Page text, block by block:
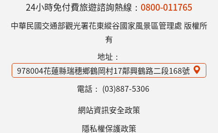
24小時免付費旅遊諮詢熱線： 0800-011765
中華民國交通部觀光署花東縱谷國家風景區管理處 版權所
有
地址：
978004花蓮縣瑞穗鄉鶴岡村17鄰興鶴路二段168號
電話： (03)887-5306
網站資訊安全政策
隱私權保護政策